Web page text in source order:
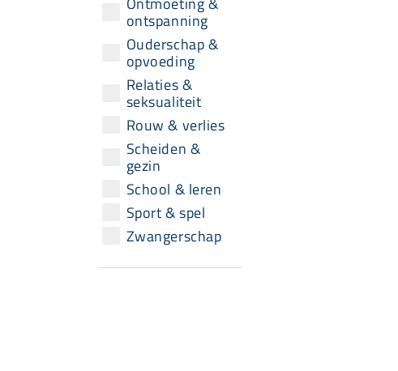
ontspanning
Ouderschap &
opvoeding
Relaties &
seksualiteit
Rouw & verlies
Scheiden &
gezin
School & leren
Sport & spel
Zwangerschap